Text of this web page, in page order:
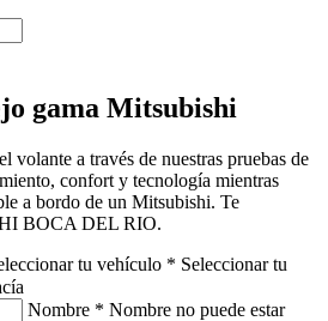
gama Mitsubishi
volante a través de nuestras pruebas de
confort y tecnología mientras
a bordo de un Mitsubishi. Te
BOCA DEL RIO.
tu vehículo * Seleccionar tu
Nombre * Nombre no puede estar